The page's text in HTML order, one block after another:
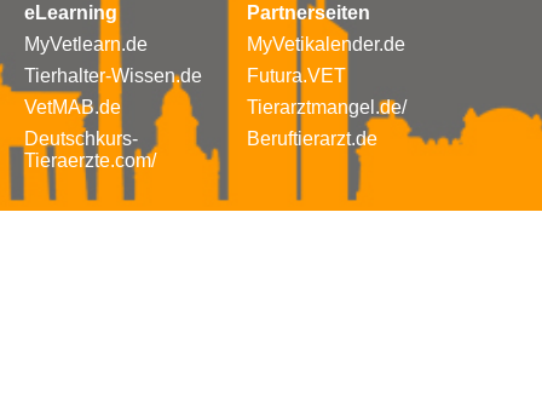
eLearning
MyVetlearn.de
Tierhalter-Wissen.de
VetMAB.de
Deutschkurs-
Tieraerzte.com/
Partnerseiten
MyVetikalender.de
Futura.VET
Tierarztmangel.de/
Beruftierarzt.de